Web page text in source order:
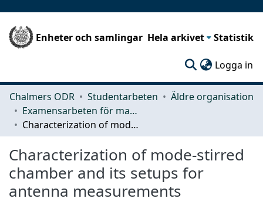
Enheter och samlingar Hela arkivet Statistik
Logga in
Chalmers ODR Studentarbeten
Äldre organisation
Examensarbeten för masterexamen
Characterization of mode-stirred chamber and its setups for antenna measurements
Characterization of mode-stirred
chamber and its setups for
antenna measurements